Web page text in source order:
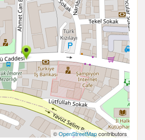
©OpenStreetMapcontributors